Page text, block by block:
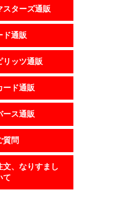
スターズ通販
ド通販
リッツ通販
ード通販
ース通販
質問
文、なりすまし
て